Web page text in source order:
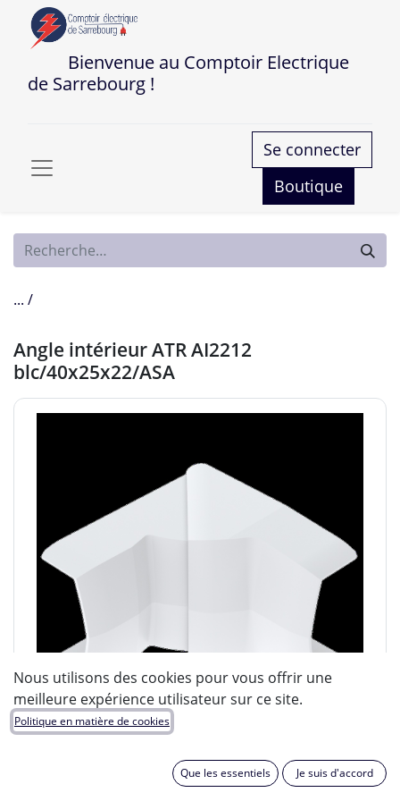
Bienvenue au Comptoir Electrique
de Sarrebourg !
Se connecter
Boutique
... /
Angle intérieur ATR AI2212
blc/40x25x22/ASA
Nous utilisons des cookies pour vous offrir une
meilleure expérience utilisateur sur ce site.
Politique en matière de cookies
Que les essentiels Je suis d'accord